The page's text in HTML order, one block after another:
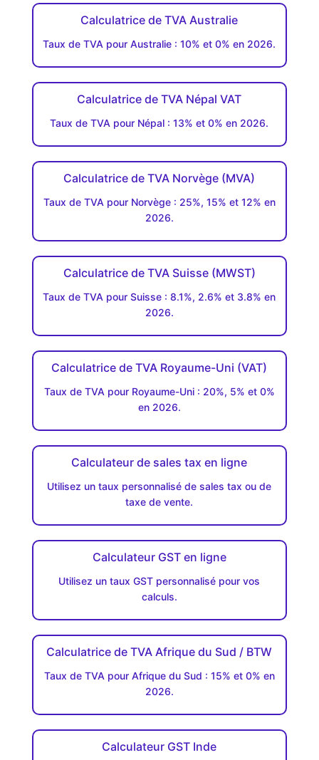
Calculatrice de TVA Australie
Taux de TVA pour Australie : 10% et 0% en 2026.
Calculatrice de TVA Népal VAT
Taux de TVA pour Népal : 13% et 0% en 2026.
Calculatrice de TVA Norvège (MVA)
Taux de TVA pour Norvège : 25%, 15% et 12% en
2026.
Calculatrice de TVA Suisse (MWST)
Taux de TVA pour Suisse : 8.1%, 2.6% et 3.8% en
2026.
Calculatrice de TVA Royaume-Uni (VAT)
Taux de TVA pour Royaume-Uni : 20%, 5% et 0%
en 2026.
Calculateur de sales tax en ligne
Utilisez un taux personnalisé de sales tax ou de
taxe de vente.
Calculateur GST en ligne
Utilisez un taux GST personnalisé pour vos
calculs.
Calculatrice de TVA Afrique du Sud / BTW
Taux de TVA pour Afrique du Sud : 15% et 0% en
2026.
Calculateur GST Inde